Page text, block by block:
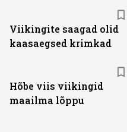
Viikingite saagad olid
kaasaegsed krimkad
Hõbe viis viikingid
maailma lõppu